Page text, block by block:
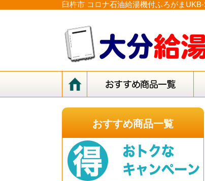
臼杵市 コロナ石油給湯機付ふろがま
おすすめ商品一覧